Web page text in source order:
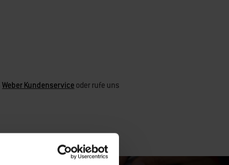
Weber Kundenservice oder rufe uns